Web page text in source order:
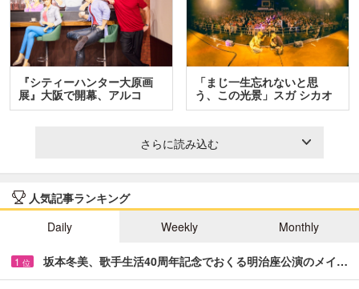
『シティーハンター大原画
展』大阪で開幕、アルコ
＆…
「まじ一生忘れないと思
う、この光景」スガ シカオ
と…
さらに読み込む
人気記事ランキング
Daily
Weekly Monthly
1 位 坂本冬美、歌手生活40周年記念でおくる明治座公演のメイ…